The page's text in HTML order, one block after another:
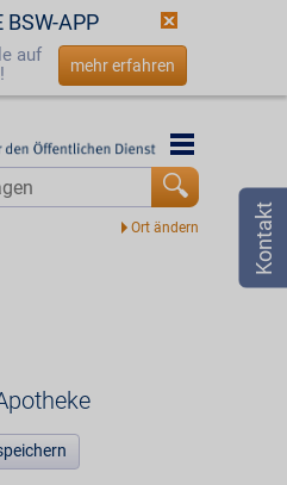
BSW-APP
auf
mehr erfahren